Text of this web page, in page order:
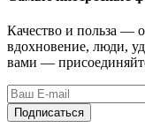
Качество и польза —
вдохновение, люди,
вами —
Подписаться